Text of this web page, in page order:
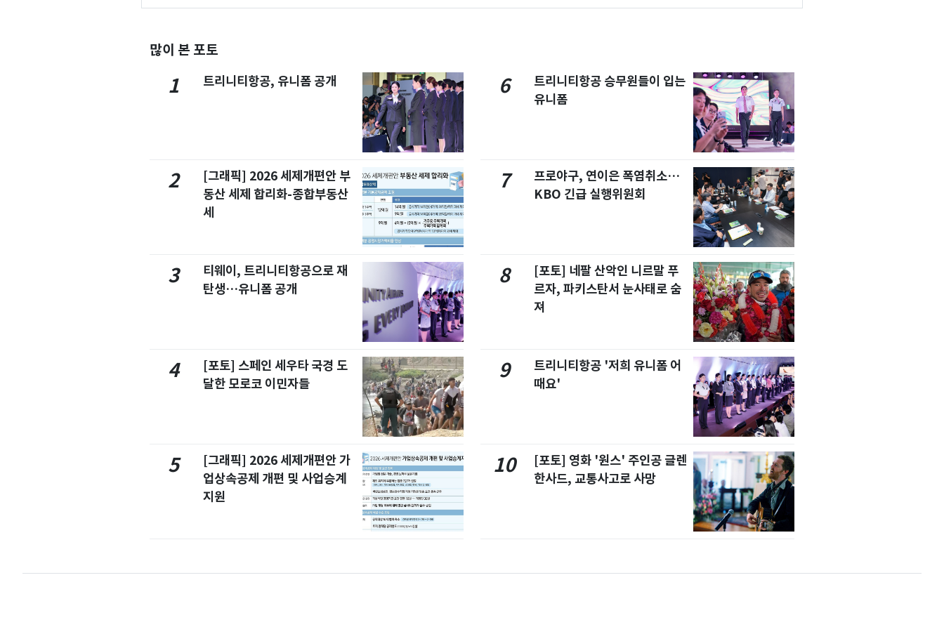
많이 본 포토
1 트리니티항공, 유니폼 공개
2
[그래픽] 2026 세제개편안 부
동산 세제 합리화-종합부동산
세
3
티웨이, 트리니티항공으로 재
탄생…유니폼 공개
4
[포토] 스페인 세우타 국경 도
달한 모로코 이민자들
5
[그래픽] 2026 세제개편안 가
업상속공제 개편 및 사업승계
지원
6
트리니티항공 승무원들이 입는
유니폼
7
프로야구, 연이은 폭염취소…
KBO 긴급 실행위원회
8
[포토] 네팔 산악인 니르말 푸
르자, 파키스탄서 눈사태로 숨
져
9
트리니티항공 '저희 유니폼 어
때요'
10
[포토] 영화 '원스' 주인공 글렌
한사드, 교통사고로 사망